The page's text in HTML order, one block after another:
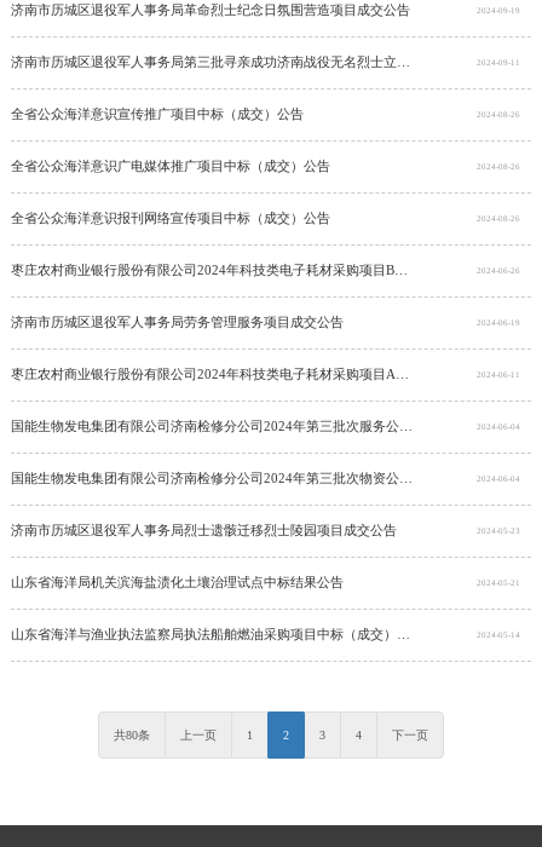
济南市历城区退役军人事务局革命烈士纪念日氛围营造项目成交公告 2024-09-19
2024-09-11
全省公众海洋意识宣传推广项目中标（成交）公告 2024-08-26
全省公众海洋意识广电媒体推广项目中标（成交）公告 2024-08-26
全省公众海洋意识报刊网络宣传项目中标（成交）公告 2024-08-26
枣庄农村商业银行股份有限公司2024年科技类电子耗材采购项目B、D包结果公示 2024-06-26
济南市历城区退役军人事务局劳务管理服务项目成交公告 2024-06-19
2024-06-11
国能生物发电集团有限公司济南检修分公司2024年第三批次服务公开竞争性谈判授权采购项目成交公告 2024-06-04
国能生物发电集团有限公司济南检修分公司2024年第三批次物资公开竞争性谈判授权采购项目成交公告 2024-06-04
济南市历城区退役军人事务局烈士遗骸迁移烈士陵园项目成交公告 2024-05-23
山东省海洋局机关滨海盐渍化土壤治理试点中标结果公告 2024-05-21
2024-05-14
共80条 上一页 1 2 3 4 下一页